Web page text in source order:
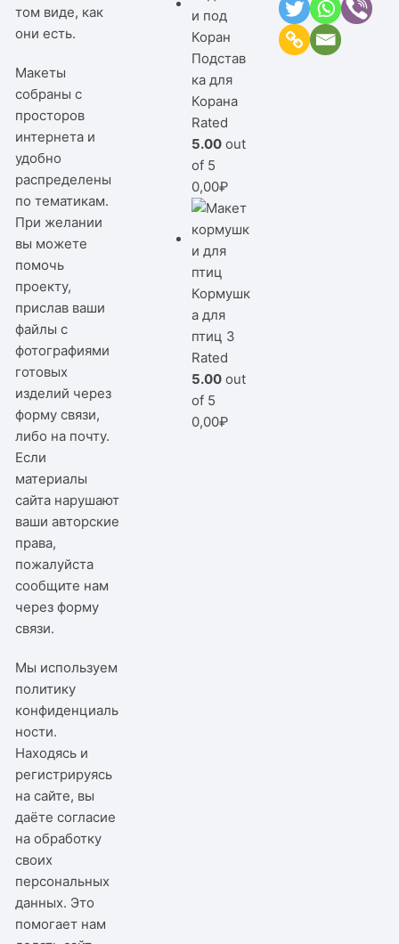
том виде, как
они есть.
Макеты
собраны с
просторов
интернета и
удобно
распределены
по тематикам.
При желании
вы можете
помочь
проекту,
прислав ваши
файлы с
фотографиями
готовых
изделий через
форму связи,
либо на почту.
Если
материалы
сайта нарушают
ваши авторские
права,
пожалуйста
сообщите нам
черезформу
связи.
Мы используем
политику
конфиденциаль
ности.
Находясь и
регистрируясь
на сайте, вы
даёте согласие
на обработку
своих
персональных
данных. Это
помогает нам
Подстав
ка для
Корана
Rated
5.00 out
of 5
0,00₽
Кормушк
а для
птиц 3
Rated
5.00 out
of 5
0,00₽